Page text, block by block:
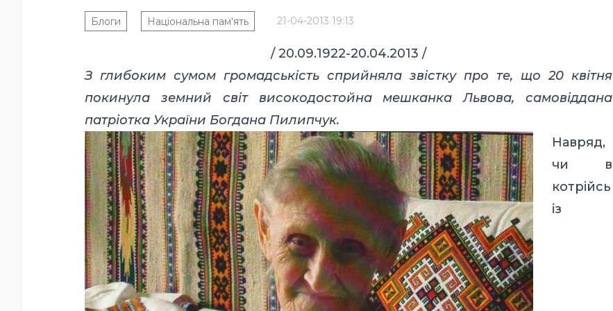
21-04-2013 19:13
Блоги Національна пам'ять
/ 20.09.1922-20.04.2013 /
З глибоким сумом громадськість сприйняла звістку про те, що 20 квітня
покинула земний світ високодостойна мешканка Львова, самовіддана
патріотка України Богдана Пилипчук.
Навряд,
чи в
котрійсь
із